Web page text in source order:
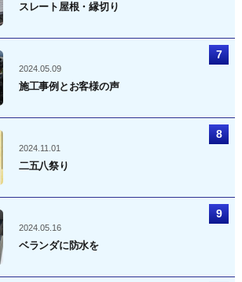
スレート屋根・縁切り
2024.05.09
施工事例とお客様の声
2024.11.01
二五八祭り
2024.05.16
ベランダに防水を